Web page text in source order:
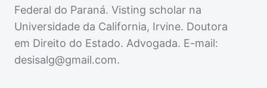
Federal do Paraná. Visting scholar na
Universidade da California, Irvine. Doutora
em Direito do Estado. Advogada. E-mail:
desisalg@gmail.com.